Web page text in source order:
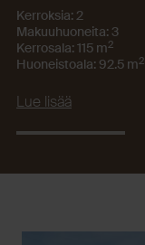
Kerroksia: 2
Makuuhuoneita: 3
Kerrosala: 115 m2
Huoneistoala: 92.5 m2
Lue lisää